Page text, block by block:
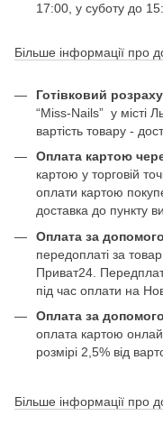
17:00, у суботу до
Більше інформації про
Готівковий
“Miss-Nails” у місті
вартість товару -
Оплата картою
картою у торговій
оплати картою
доставка до пункту
Оплата за
передоплаті за
Приват24.
під час оплати на
Оплата за
оплата картою
розмірі 2,5% від
Більше інформації про